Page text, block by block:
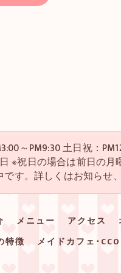
～PM9:30 土日祝：
※祝日の場合は前日の月
す。詳しくはお知らせ
メニュー アクセス
特徴 メイドカフェ･